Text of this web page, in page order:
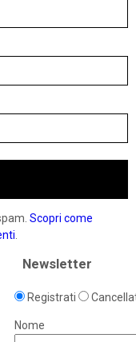
Scopri come
.
Newsletter
Registrati
Nome